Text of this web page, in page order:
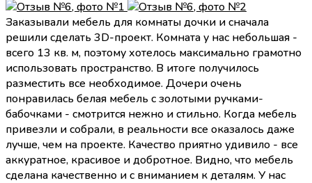
Заказывали мебель для комнаты дочки и сначала
решили сделать 3D-проект. Комната у нас небольшая -
всего 13 кв. м, поэтому хотелось максимально грамотно
использовать пространство. В итоге получилось
разместить все необходимое. Дочери очень
понравилась белая мебель с золотыми ручками-
бабочками - смотрится нежно и стильно. Когда мебель
привезли и собрали, в реальности все оказалось даже
лучше, чем на проекте. Качество приятно удивило - все
аккуратное, красивое и добротное. Видно, что мебель
сделана качественно и с вниманием к деталям. У нас